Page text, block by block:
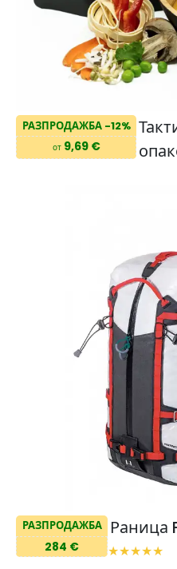
РАЗПРОДАЖБА -12%
от9,69 €
РАЗПРОДАЖБА
284 €
Раница